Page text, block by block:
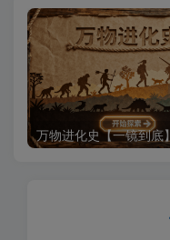
万物进化史【一镜到底】